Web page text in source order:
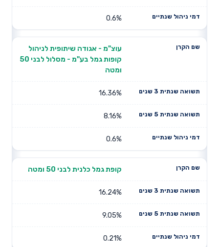
0.6%
עוצ"מ - אגודה שיתופית לניהול
קופות גמל בע"מ - מסלול לבני 50
ומטה
16.36%
8.16%
0.6%
קופת גמל כלנית לבני 50 ומטה
16.24%
9.05%
0.21%